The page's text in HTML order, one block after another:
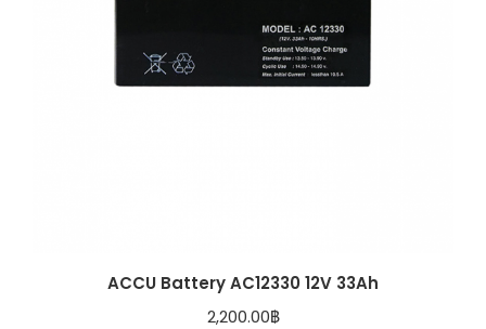
ACCU Battery AC12330 12V 33Ah
2,200.00฿